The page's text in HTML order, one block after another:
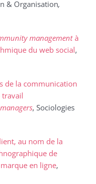
& Organisation,
managementà
du web social,
de la communication
travail
, Sociologies
au nom de la
de
en ligne,